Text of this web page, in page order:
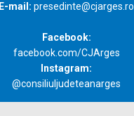
E-mail: presedinte@cjarges.ro
Facebook:
facebook.com/CJArges
Instagram:
@consiliuljudeteanarges